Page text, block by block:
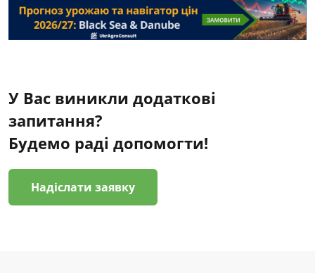
У Вас виникли додаткові
запитання?
Будемо раді допомогти!
Надіслати заявку